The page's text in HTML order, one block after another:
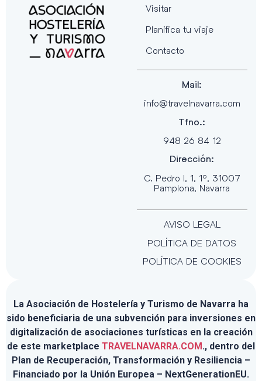
Visitar
Planifica tu viaje
Contacto
Mail:
info@travelnavarra.com
Tfno.:
948 26 84 12
Dirección:
C. Pedro I, 1, 1º, 31007
Pamplona, Navarra
AVISO LEGAL
POLÍTICA DE DATOS
POLÍTICA DE COOKIES
La Asociación de Hostelería y Turismo de Navarra ha
sido beneficiaria de una subvención para inversiones en
digitalización de asociaciones turísticas en la creación
de este marketplace TRAVELNAVARRA.COM ., dentro del
Plan de Recuperación, Transformación y Resiliencia –
Financiado por la Unión Europea – NextGenerationEU.